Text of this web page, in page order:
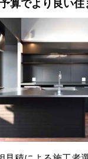
算でより良い住